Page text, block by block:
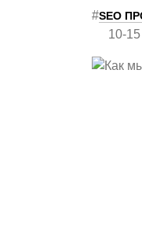
#SEO
10-